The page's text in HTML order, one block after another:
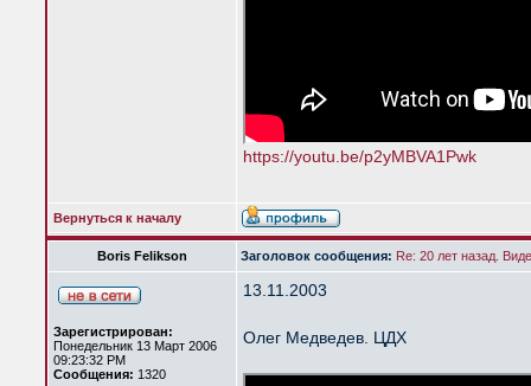
https://youtu.be/p2yMBVA1Pwk
Вернуться к началу
Boris Felikson Заголовок сообщения: Re: 20 лет назад.
Зарегистрирован:
Понедельник 13 Март 2006
09:23:32 PM
Сообщения: 1320
13.11.2003
Олег Медведев. ЦДХ